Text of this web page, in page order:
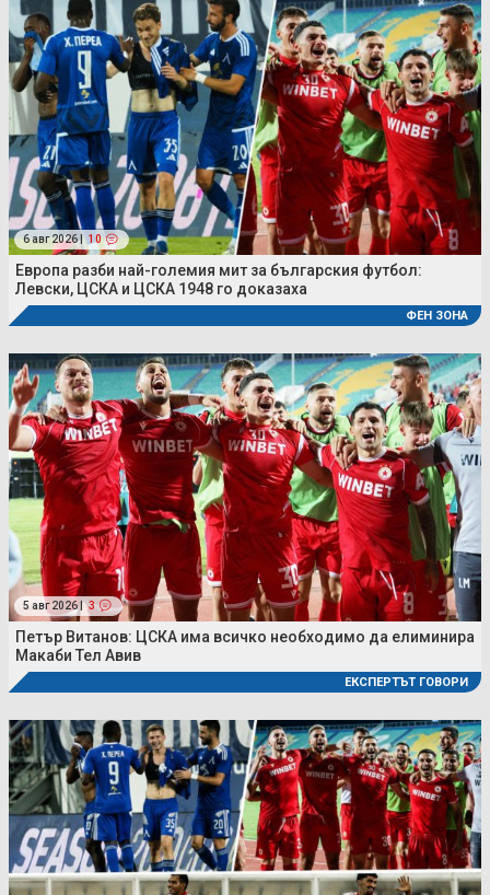
6 авг 2026 | 10
Европа разби най-големия мит за българския футбол:
Левски, ЦСКА и ЦСКА 1948 го доказаха
ФЕН ЗОНА
5 авг 2026 | 3
Петър Витанов: ЦСКА има всичко необходимо да елиминира
Макаби Тел Авив
ЕКСПЕРТЪТ ГОВОРИ